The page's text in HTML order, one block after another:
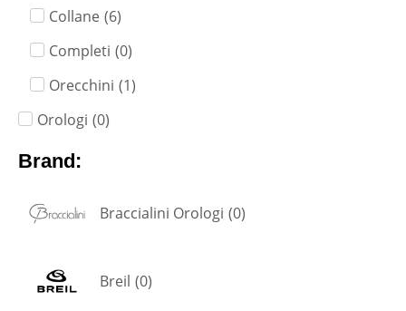
Collane (6)
Completi (0)
Orecchini (1)
Orologi (0)
Brand:
Braccialini Orologi (0)
Breil (0)